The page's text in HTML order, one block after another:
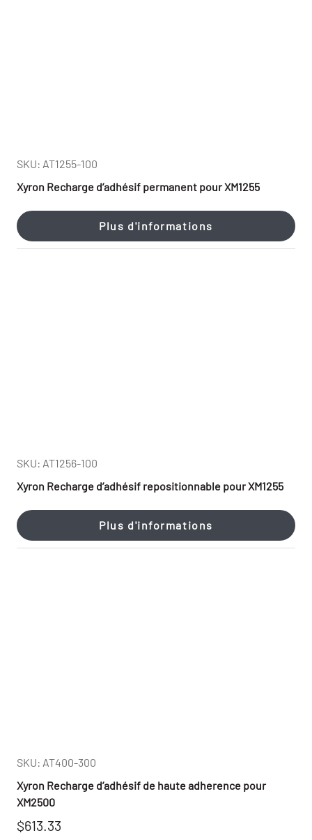
SKU: AT1255-100
Xyron Recharge d’adhésif permanent pour XM1255
Plus d'informations
SKU: AT1256-100
Xyron Recharge d’adhésif repositionnable pour XM1255
Plus d'informations
SKU: AT400-300
Xyron Recharge d’adhésif de haute adherence pour
XM2500
$613.33